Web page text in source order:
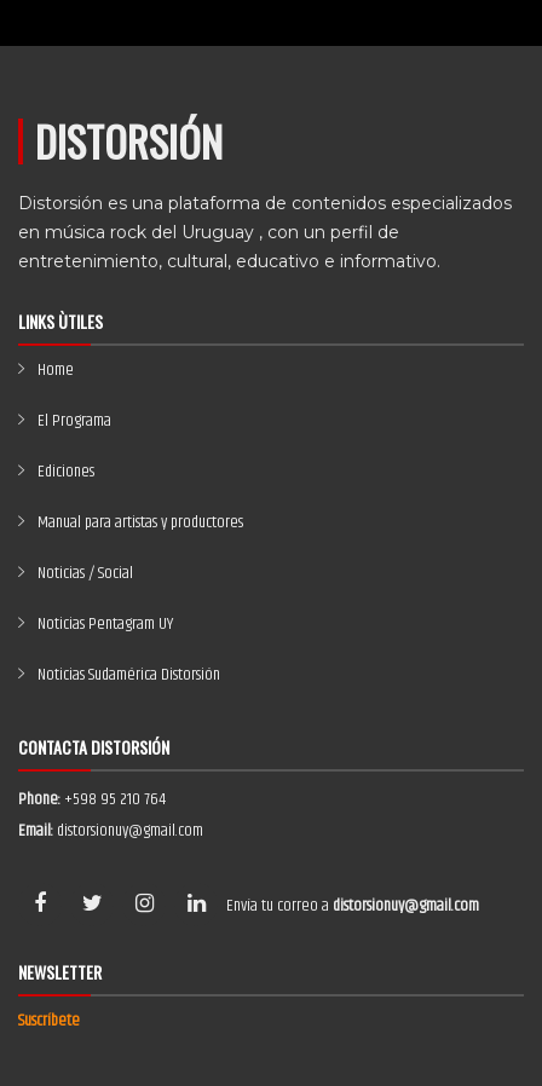
DISTORSIÓN
Distorsión es una plataforma de contenidos especializados
en música rock del Uruguay , con un perfil de
entretenimiento, cultural, educativo e informativo.
LINKS ÙTILES
Home
El Programa
Ediciones
Manual para artistas y productores
Noticias / Social
Noticias Pentagram UY
Noticias Sudamérica Distorsión
CONTACTA DISTORSIÓN
Phone:+598 95 210 764
Email:distorsionuy@gmail.com
Envía tu correo a distorsionuy@gmail.com
NEWSLETTER
Suscríbete